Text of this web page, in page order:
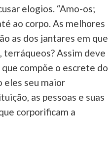
elogios. “Amo-os;
ao corpo. As melhores
as dos jantares em que
terráqueos? Assim deve
compõe o escrete do
eles seu maior
as pessoas e suas
corporificam a